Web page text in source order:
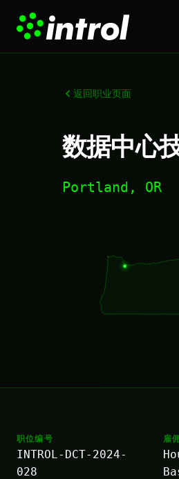
返回职业页面
数据中心
Portland, OR
职位编号
INTROL-DCT-2024-
028
雇